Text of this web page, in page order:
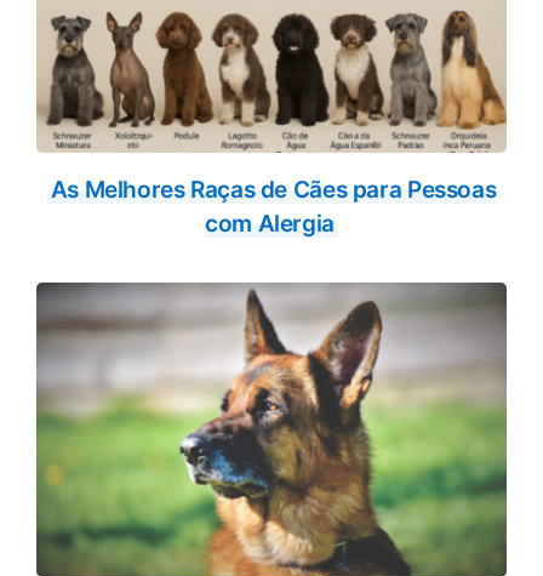
As Melhores Raças de Cães para Pessoas
com Alergia